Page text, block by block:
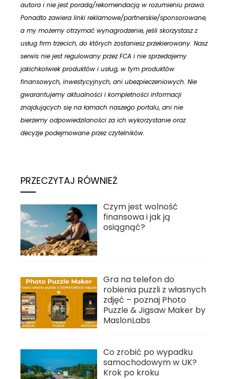
autora i nie jest poradą/rekomendacją w rozumieniu prawa.
Ponadto zawiera linki reklamowe/partnerskie/sponsorowane,
a my możemy otrzymać wynagrodzenie, jeśli skorzystasz z
usług firm trzecich, do których zostaniesz przekierowany. Nasz
serwis nie jest regulowany przez FCA i nie sprzedajemy
jakichkolwiek produktów i usług, w tym produktów
finansowych, inwestycyjnych, ani ubezpieczeniowych. Nie
gwarantujemy aktualności i kompletności informacji
znajdujących się na łamach naszego portalu, ani nie
bierzemy odpowiedzilaności za ich wykorzystanie oraz
decyzje podejmowane przez czytelników.
PRZECZYTAJ RÓWNIEŻ
Czym jest wolność
finansowa i jak ją
osiągnąć?
Gra na telefon do
robienia puzzli z własnych
zdjęć – poznaj Photo
Puzzle & Jigsaw Maker by
MaslonLabs
Co zrobić po wypadku
samochodowym w UK?
Krok po kroku